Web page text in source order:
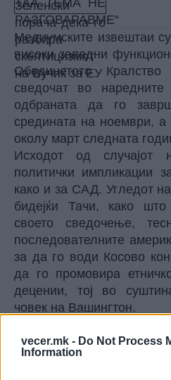
vecer.mk - Do Not Process
Information
Медиумските извештаи
високи западни
Обединетото
сведочат во
одбраната да го
средината на ноември, а
околу март следната
Исходот од случајот
политички импликации
како и за САД. Угледот
бидејќи Тачи, како
своето сведочење,
последователните
за да го води Косово
да го промовира
децении, тој во
човек на Вашингтон.
САД и Европската
обвинител и